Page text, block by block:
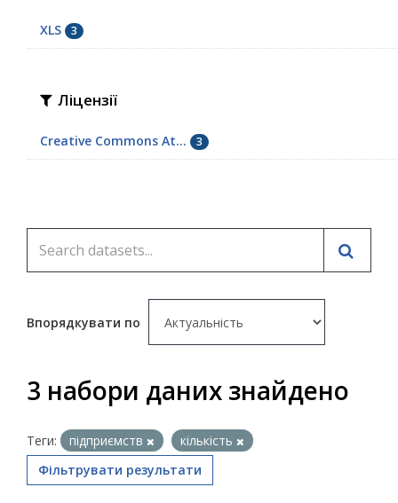
XLS 3
Ліцензії
Creative Commons At... 3
Впорядкувати по
3 набори даних знайдено
Теги: підприємств
кількість
Фільтрувати результати